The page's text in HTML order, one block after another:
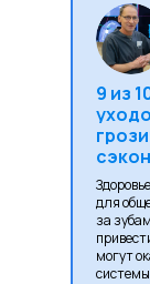
9 из
для
за
могут